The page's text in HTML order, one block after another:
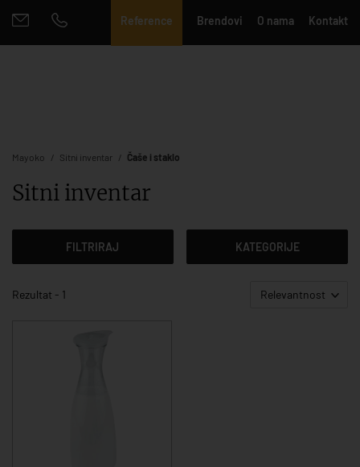
Reference Brendovi O nama Kontakt
Mayoko Sitni inventar Čaše i staklo
Sitni inventar
FILTRIRAJ KATEGORIJE
Rezultat - 1 Relevantnost